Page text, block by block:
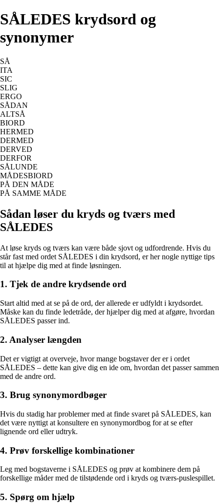
SÅLEDES krydsord og
synonymer
SÅ
ITA
SIC
SLIG
ERGO
SÅDAN
ALTSÅ
BIORD
HERMED
DERMED
DERVED
DERFOR
SÅLUNDE
MÅDESBIORD
PÅ DEN MÅDE
PÅ SAMME MÅDE
Sådan løser du kryds og tværs med
SÅLEDES
At løse kryds og tværs kan være både sjovt og udfordrende. Hvis du
står fast med ordet SÅLEDES i din krydsord, er her nogle nyttige tips
til at hjælpe dig med at finde løsningen.
1. Tjek de andre krydsende ord
Start altid med at se på de ord, der allerede er udfyldt i krydsordet.
Måske kan du finde ledetråde, der hjælper dig med at afgøre, hvordan
SÅLEDES passer ind.
2. Analyser længden
Det er vigtigt at overveje, hvor mange bogstaver der er i ordet
SÅLEDES – dette kan give dig en ide om, hvordan det passer sammen
med de andre ord.
3. Brug synonymordbøger
Hvis du stadig har problemer med at finde svaret på SÅLEDES, kan
det være nyttigt at konsultere en synonymordbog for at se efter
lignende ord eller udtryk.
4. Prøv forskellige kombinationer
Leg med bogstaverne i SÅLEDES og prøv at kombinere dem på
forskellige måder med de tilstødende ord i kryds og tværs-puslespillet.
5. Spørg om hjælp